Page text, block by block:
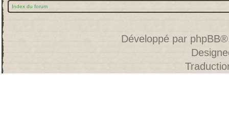
Index du forum
Développé par phpBB®